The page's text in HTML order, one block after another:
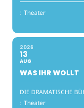
: Theater
2026
13
AUG
WAS IHR WOLLT
DIE DRAMATISCHE
: Theater